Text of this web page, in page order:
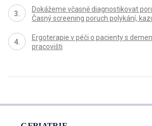
Dokážeme včasně diagnostikovat
Časný screening poruch polykání,
Ergoterapie v péči o pacienty s
pracovišti